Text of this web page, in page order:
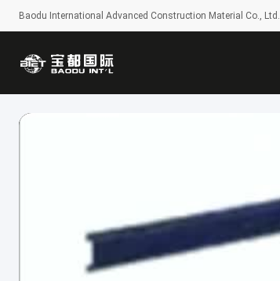
Baodu International Advanced Construction Material Co., Ltd.